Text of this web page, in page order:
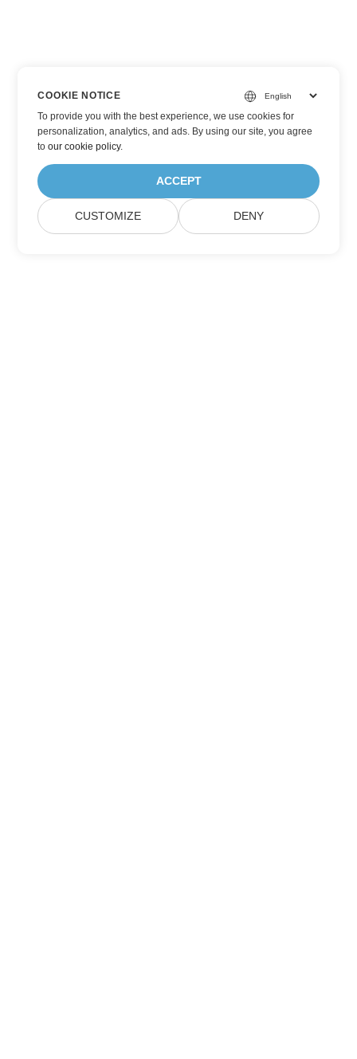
COOKIE NOTICE
To provide you with the best experience, we use cookies for
personalization, analytics, and ads. By using our site, you agree
toour cookie policy.
ACCEPT
CUSTOMIZE DENY